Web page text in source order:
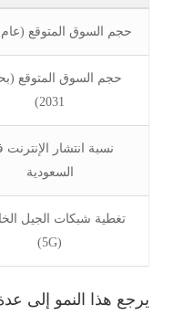
حجم السوق المتوقع (عام 2025)
حجم السوق المتوقع
2031)
نسبة انتشار
السعودية
تغطية شبكات الجيل
(5G)
يرجع هذا النمو إلى